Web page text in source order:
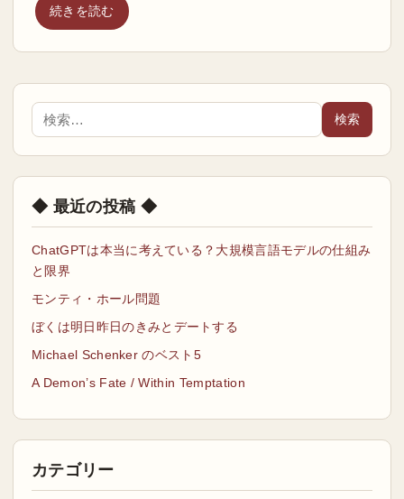
続きを読む
◆ 最近の投稿 ◆
ChatGPTは本当に考えている？大規模言語モデルの仕組み
と限界
モンティ・ホール問題
ぼくは明日昨日のきみとデートする
Michael Schenker のベスト5
A Demon’s Fate / Within Temptation
カテゴリー